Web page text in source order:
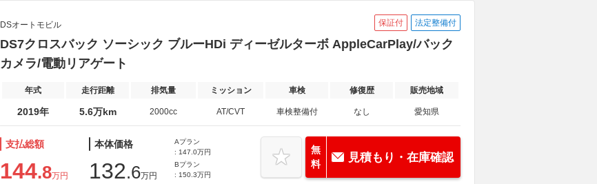
DSオートモビル 保証付 法定整備付
DS7クロスバック ソーシック ブルーHDi ディーゼルターボ AppleCarPlay/バック
カメラ/電動リアゲート
年式 走行距離 排気量 ミッション 車検 修復歴 販売地域
2019年 5.6万km 2000cc AT/CVT 車検整備付 なし 愛知県
支払総額
144.8万円
本体価格
132.6万円
Aプラン
: 147.0万円
Bプラン
: 150.3万円
無
料
見積もり・在庫確認